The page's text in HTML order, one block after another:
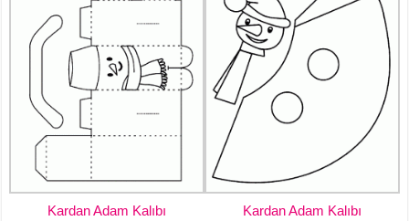
Kardan Adam Kalıbı Kardan Adam Kalıbı